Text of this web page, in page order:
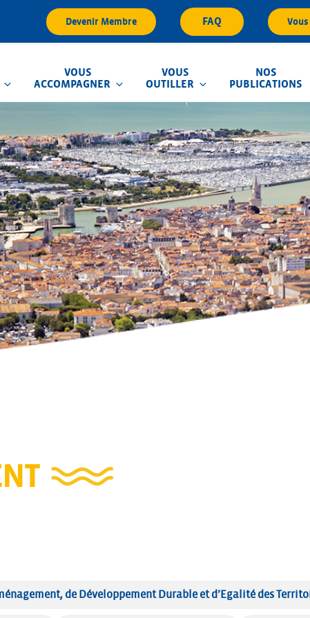
Devenir Membre FAQ
VOUS
ACCOMPAGNER
VOUS
OUTILLER
NOS
PUBLICATIONS
d'Inondation
de Développement Durable et d’Egalité des